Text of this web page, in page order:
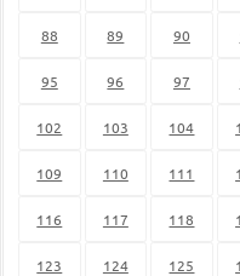
88 89 90
95 96 97
102 103 104
109 110 111
116 117 118
123 124 125